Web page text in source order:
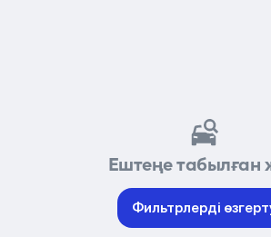
Ештеңе табылған
Фильтрлерді